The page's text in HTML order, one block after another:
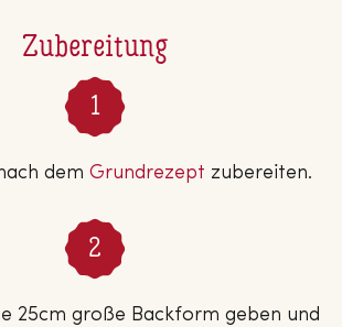
Zubereitung
dem Grund­re­zept zubereiten.
25cm große Backform geben und